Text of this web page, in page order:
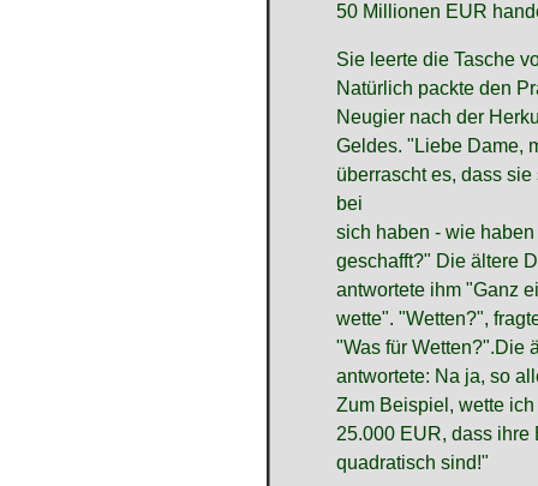
50 Millionen EUR
Sie leerte die Tasche
Natürlich packte den
Neugier nach der
Geldes. "Liebe Dame,
überrascht es, dass
bei
sich haben - wie
geschafft?" Die ältere
antwortete ihm "Ganz
wette". "Wetten?",
"Was für Wetten?".Die
antwortete: Na ja, so
Zum Beispiel, wette
25.000 EUR, dass ihre
quadratisch sind!"